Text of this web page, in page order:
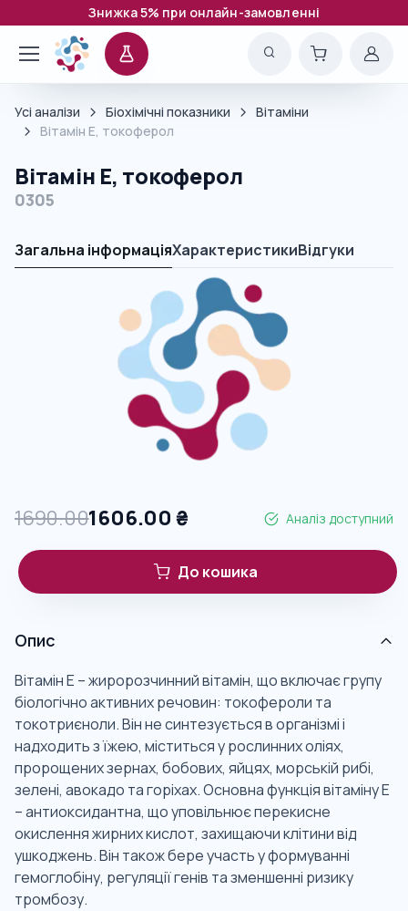
Знижка 5% при онлайн-замовленні
Усі аналізи Біохімічні показники
Вітаміни
Вітамін Е, токоферол
Вітамін Е, токоферол
0305
Загальна інформаціяХарактеристикиВідгуки
1690.001606.00 ₴ Аналіз доступний
До кошика
Опис
Вітамін Е – жиророзчинний вітамін, що включає групу
біологічно активних речовин: токофероли та
токотриєноли. Він не синтезується в організмі і
надходить з їжею, міститься у рослинних оліях,
пророщених зернах, бобових, яйцях, морській рибі,
зелені, авокадо та горіхах. Основна функція вітаміну Е
– антиоксидантна, що уповільнює перекисне
окислення жирних кислот, захищаючи клітини від
ушкоджень. Він також бере участь у формуванні
гемоглобіну, регуляції генів та зменшенні ризику
тромбозу.